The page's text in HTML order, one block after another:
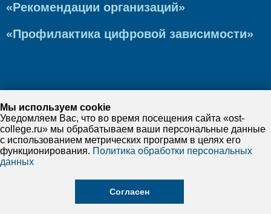
«Рекомендации организаций»
«Профилактика цифровой зависимости»
Мы используем cookie
Уведомляем Вас, что во время посещения сайта «ost-
college.ru» мы обрабатываем ваши персональные данные
с использованием метрических программ в целях его
функционирования. Политика обработки персональных
данных
Согласен